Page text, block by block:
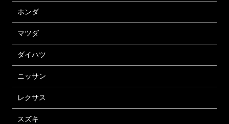
ホンダ
マツダ
ダイハツ
ニッサン
レクサス
スズキ